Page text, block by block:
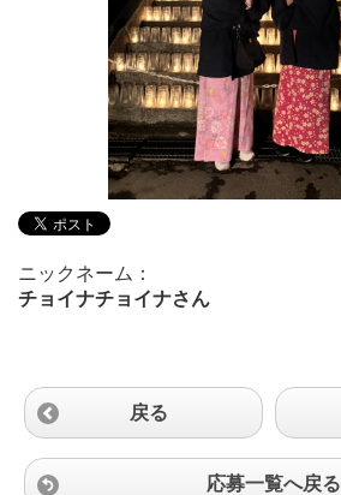
ニックネーム：
チョイナチョイナさん
戻る
応募一覧へ戻る